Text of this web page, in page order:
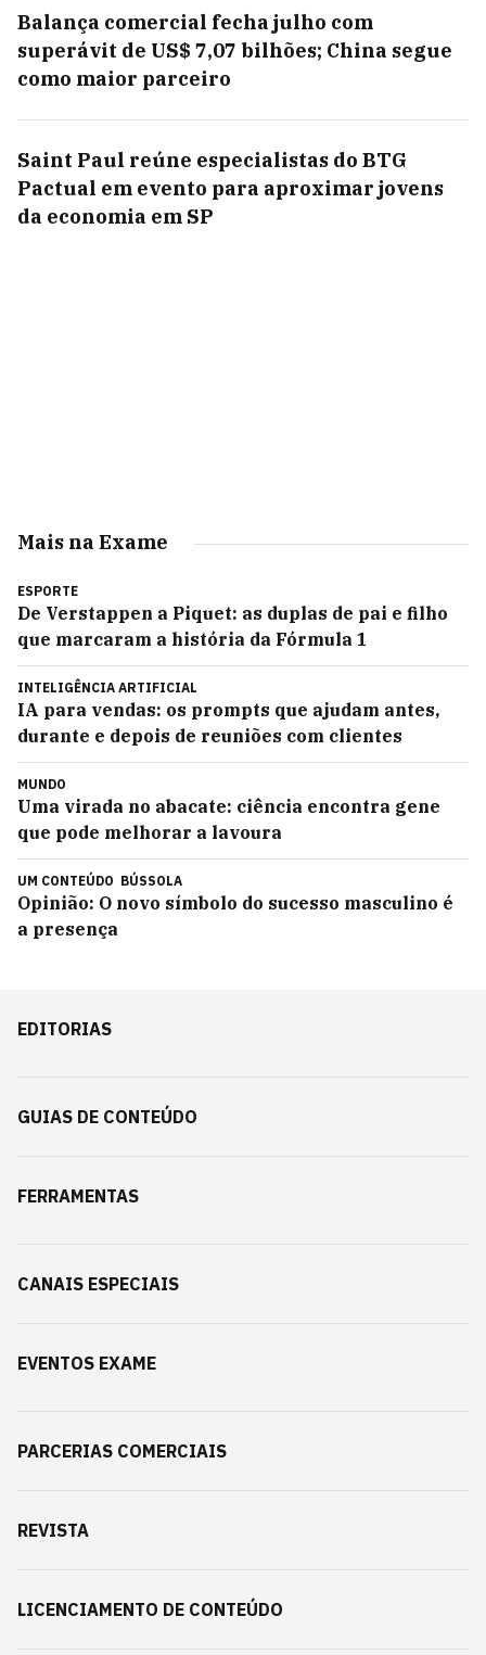
Balança comercial fecha julho com
superávit de US$ 7,07 bilhões; China segue
como maior parceiro
Saint Paul reúne especialistas do BTG
Pactual em evento para aproximar jovens
da economia em SP
Mais na Exame
ESPORTE
De Verstappen a Piquet: as duplas de pai e filho
que marcaram a história da Fórmula 1
INTELIGÊNCIA ARTIFICIAL
IA para vendas: os prompts que ajudam antes,
durante e depois de reuniões com clientes
MUNDO
Uma virada no abacate: ciência encontra gene
que pode melhorar a lavoura
UM CONTEÚDO BÚSSOLA
Opinião: O novo símbolo do sucesso masculino é
a presença
EDITORIAS
GUIAS DE CONTEÚDO
FERRAMENTAS
CANAIS ESPECIAIS
EVENTOS EXAME
PARCERIAS COMERCIAIS
REVISTA
LICENCIAMENTO DE CONTEÚDO